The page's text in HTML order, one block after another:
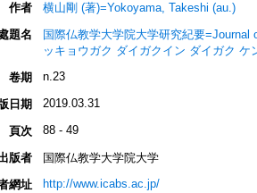
作者
横山剛 (著)=Yokoyama, Takeshi (au.)
題名
国際仏教学大学院大学研究紀要
ッキョウガク ダイガクイン ダイガク ケ
卷期
n.23
日期 2019.03.31
頁次 88 - 49
版者
国際仏教学大学院大学
網址
http://www.icabs.ac.jp/